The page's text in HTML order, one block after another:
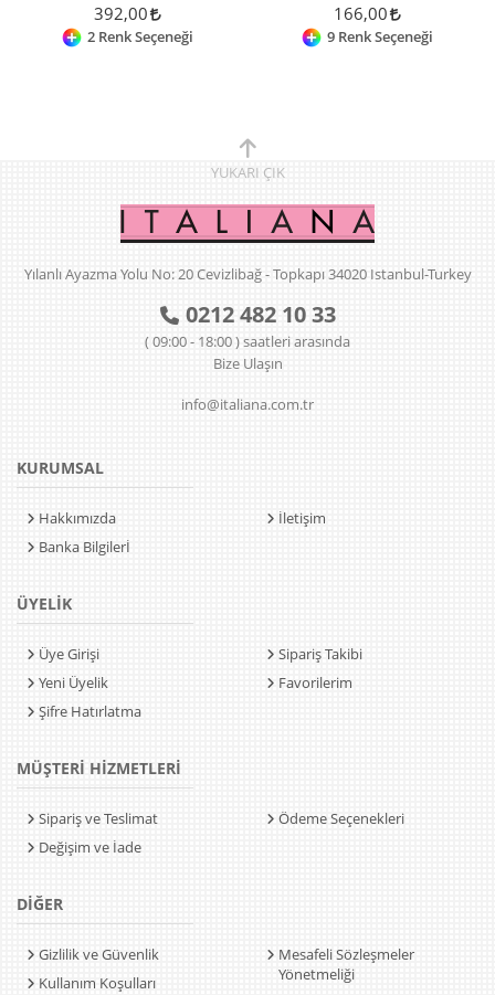
392,00
2 Renk Seçeneği
166,00
9 Renk Seçeneği
YUKARI ÇIK
Yılanlı Ayazma Yolu No: 20 Cevizlibağ - Topkapı 34020 Istanbul-Turkey
0212 482 10 33
( 09:00 - 18:00 ) saatleri arasında
Bize Ulaşın
info@italiana.com.tr
KURUMSAL
Hakkımızda
Banka Bilgilerİ
İletişim
ÜYELİK
Üye Girişi
Yeni Üyelik
Şifre Hatırlatma
Sipariş Takibi
Favorilerim
MÜŞTERİ HİZMETLERİ
Sipariş ve Teslimat
Değişim ve İade
Ödeme Seçenekleri
DİĞER
Gizlilik ve Güvenlik
Kullanım Koşulları
Mesafeli Sözleşmeler
Yönetmeliği